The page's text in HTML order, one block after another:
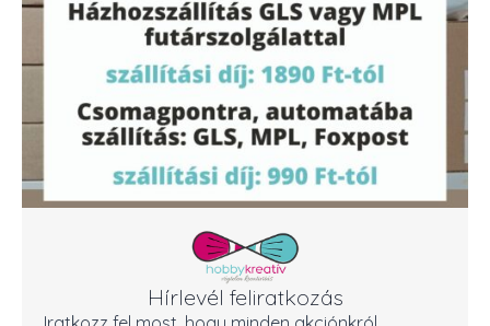
Hírlevél feliratkozás